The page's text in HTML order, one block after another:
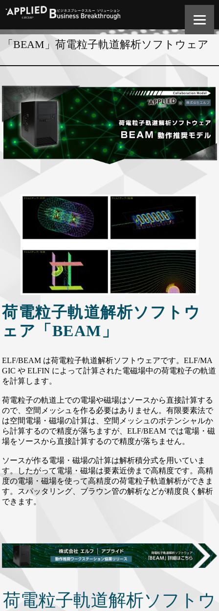
「BEAM」荷電粒子軌道解析ソフトウェア
荷電粒子軌道解析ソフトウ
ェア「BEAM」
ELF/BEAM は荷電粒子軌道解析ソフトウェアです。ELF/MA
GIC や ELFIN によって計算された電磁場中の荷電粒子の軌道
を計算します。
荷電粒子の軌道上での電場や磁場はソースから直接計算する
ので、空間メッシュを作る必要はありません。有限要素法で
は空間電場・磁場の計算は、空間メッシュのポテンシャルか
ら計算するので精度が落ちますが、ELF/BEAM では電場・磁
場をソースから直接計算するので精度が落ちません。
ソースが作る電場・磁場の計算は解析積分式を用いていま
す。したがって電場・磁場は要素近傍まで高精度です。高精
度の電場・磁場を使って高精度の荷電粒子軌道解析ができま
す。スパッタリング、ブラウン管の解析などが精度良く解析
できます。
荷電粒子軌道解析ソフトウ